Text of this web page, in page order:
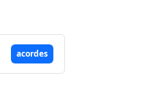
acordes